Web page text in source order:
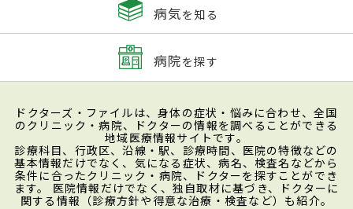
病気を知る
病院を探す
ドクターズ・ファイルは、身体の症状・悩みに合わせ、全国
のクリニック・病院、ドクターの情報を調べることができる
地域医療情報サイトです。
診療科目、行政区、沿線・駅、診療時間、医院の特徴などの
基本情報だけでなく、気になる症状、病名、検査名などから
条件に合ったクリニック・病院、ドクターを探すことができ
ます。 医院情報だけでなく、独自取材に基づき、ドクターに
関する情報（診療方針や得意な治療・検査など）も紹介。